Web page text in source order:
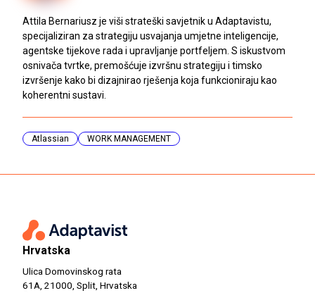
Attila Bernariusz je viši strateški savjetnik u Adaptavistu,
specijaliziran za strategiju usvajanja umjetne inteligencije,
agentske tijekove rada i upravljanje portfeljem. S iskustvom
osnivača tvrtke, premošćuje izvršnu strategiju i timsko
izvršenje kako bi dizajnirao rješenja koja funkcioniraju kao
koherentni sustavi.
Atlassian WORK MANAGEMENT
Hrvatska
Ulica Domovinskog rata
61A, 21000, Split, Hrvatska